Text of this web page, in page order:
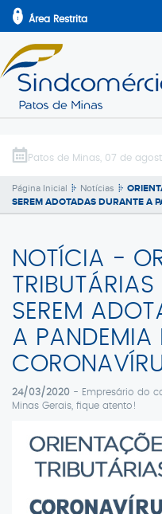
Área Restrita
Base territorial
Parceiros
2ª Via Boleto
SERVIÇOS
NOTÍCIAS
AGENDA
TREINAMENTOS
EVENTOS
Patos de Minas, 07 de
Página Inicial Notícias
SEREM ADOTADAS DURANTE A
NOTÍCIA -
SEREM
A PANDEMIA
24/03/2020 - Empresário do
Minas Gerais, fique atento!